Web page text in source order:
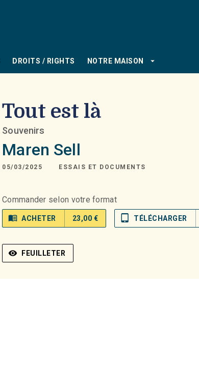
DROITS / RIGHTS NOTRE MAISON arrow_drop_down
Tout est là
Souvenirs
Maren Sell
05/03/2025 ESSAIS ET DOCUMENTS
Commander selon votre format
menu_book ACHETER 23,00 € tablet_mac TÉLÉCHARGER
visibility FEUILLETER